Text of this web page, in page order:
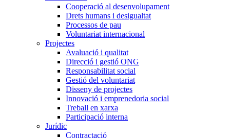
Cooperació al desenvolupament
Drets humans i desigualtat
Processos de pau
Voluntariat internacional
Projectes
Avaluació i qualitat
Direcció i gestió ONG
Responsabilitat social
Gestió del voluntariat
Disseny de projectes
Innovació i emprenedoria social
Treball en xarxa
Participació interna
Jurídic
Contractació